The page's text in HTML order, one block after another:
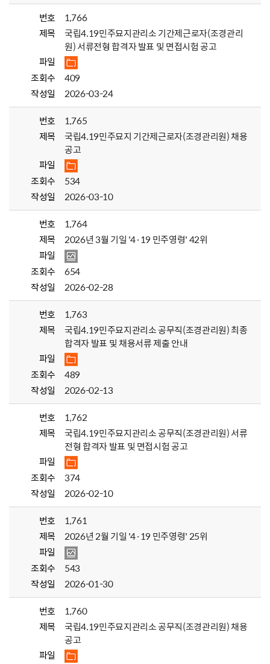
번호
1,766
제목
국립4.19민주묘지관리소 기간제근로자(조경관리
원) 서류전형 합격자 발표 및 면접시험 공고
파일
조회수
409
작성일
2026-03-24
번호
1,765
제목
국립4.19민주묘지 기간제근로자(조경관리원) 채용
공고
파일
조회수
534
작성일
2026-03-10
번호
1,764
제목
2026년 3월 기일 '4·19 민주영령' 42위
파일
조회수
654
작성일
2026-02-28
번호
1,763
제목
국립4.19민주묘지관리소 공무직(조경관리원) 최종
합격자 발표 및 채용서류 제출 안내
파일
조회수
489
작성일
2026-02-13
번호
1,762
제목
국립4.19민주묘지관리소 공무직(조경관리원) 서류
전형 합격자 발표 및 면접시험 공고
파일
조회수
374
작성일
2026-02-10
번호
1,761
제목
2026년 2월 기일 '4·19 민주영령' 25위
파일
조회수
543
작성일
2026-01-30
번호
1,760
제목
국립4.19민주묘지관리소 공무직(조경관리원) 채용
공고
파일